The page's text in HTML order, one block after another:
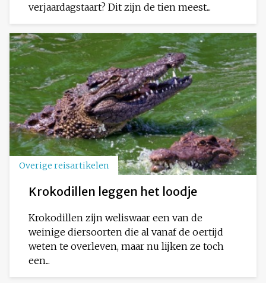
verjaardagstaart? Dit zijn de tien meest...
Overige reisartikelen
Krokodillen leggen het loodje
Krokodillen zijn weliswaar een van de
weinige diersoorten die al vanaf de oertijd
weten te overleven, maar nu lijken ze toch
een...